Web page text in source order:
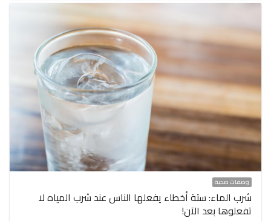
وصفات صحية
شرب الماء: ستة أخطاء يفعلها الناس عند شرب المياه لا
تفعلوها بعد الآن!